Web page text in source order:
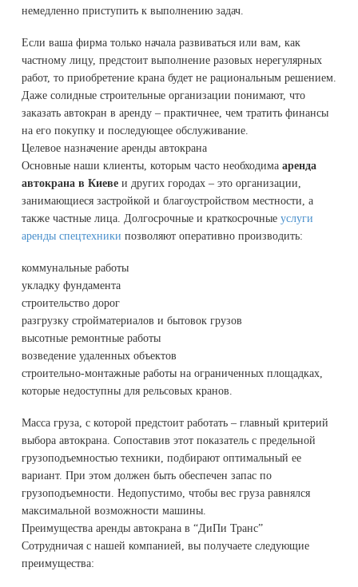
немедленно приступить к выполнению задач.
Если ваша фирма только начала развиваться или вам, как
частному лицу, предстоит выполнение разовых нерегулярных
работ, то приобретение крана будет не рациональным решением.
Даже солидные строительные организации понимают, что
заказать автокран в аренду – практичнее, чем тратить финансы
на его покупку и последующее обслуживание.
Целевое назначение аренды автокрана
Основные наши клиенты, которым часто необходима аренда
автокрана в Киеве и других городах – это организации,
занимающиеся застройкой и благоустройством местности, а
также частные лица. Долгосрочные и краткосрочные услуги
аренды спецтехники позволяют оперативно производить:
коммунальные работы
укладку фундамента
строительство дорог
разгрузку стройматериалов и бытовок грузов
высотные ремонтные работы
возведение удаленных объектов
строительно-монтажные работы на ограниченных площадках,
которые недоступны для рельсовых кранов.
Масса груза, с которой предстоит работать – главный критерий
выбора автокрана. Сопоставив этот показатель с предельной
грузоподъемностью техники, подбирают оптимальный ее
вариант. При этом должен быть обеспечен запас по
грузоподъемности. Недопустимо, чтобы вес груза равнялся
максимальной возможности машины.
Преимущества аренды автокрана в “ДиПи Транс”
Сотрудничая с нашей компанией, вы получаете следующие
преимущества: